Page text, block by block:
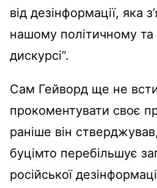
від дезінформації, яка
нашому політичному
дискурсі”.
Сам Гейворд ще не
прокоментувати своє
раніше він
буцімто перебільшує
російської